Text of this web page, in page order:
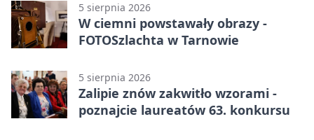
5 sierpnia 2026
W ciemni powstawały obrazy -
FOTOSzlachta w Tarnowie
5 sierpnia 2026
Zalipie znów zakwitło wzorami -
poznajcie laureatów 63. konkursu